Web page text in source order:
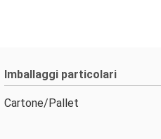
Imballaggi particolari
Cartone/Pallet